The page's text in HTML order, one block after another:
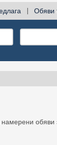
Обяви
обяви